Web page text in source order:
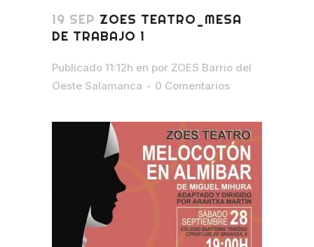
19 SEP ZOES TEATRO_MESA
DE TRABAJO 1
Publicado 11:12h en por ZOES Barrio del
Oeste Salamanca
0 Comentarios